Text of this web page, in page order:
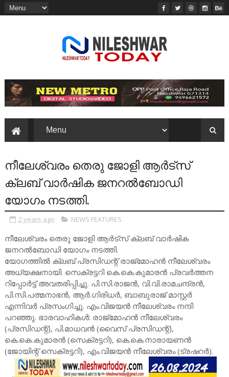
നീലേശ്വരം തെരു ജോളി ആര്‍ട്‌സ്‌
ക്ലബ്‌ വാര്‍ഷിക ജനറല്‍ബോഡി
യോഗം നടത്തി.
2 years ago NEWS FEATURES
നീലേശ്വരം തെരു ജോളി ആര്‍ട്‌സ്‌ ക്ലബ്‌ വാര്‍ഷിക
ജനറല്‍ബോഡി യോഗം നടത്തി.
യോഗത്തില്‍ ക്ലബ്‌ പ്രസിഡന്റ്‌ രാജ്‌മോഹന്‍ നീലേശ്വരം
അധ്യക്ഷനായി. സെക്രട്ടറി കെ.കെ.കുമാരന്‍ പ്രവര്‍ത്തന
റിപ്പോര്‍ട്ട്‌ അവതരിപ്പിച്ചു. പി.സി.രാജന്‍, വി.വി.രാമചന്ദ്രന്‍,
പി.സി.പത്മനാഭന്‍, ആര്‍.ഗിരിധര്‍, ബാബുരാജ്‌ മാസ്റ്റര്‍
എന്നിവര്‍ പ്രസംഗിച്ചു. എം.വിജയന്‍ നീലേശ്വരം നന്ദി
പറഞ്ഞു. ഭാരവാഹികള്‍: രാജ്‌മോഹന്‍ നീലേശ്വരം
(പ്രസിഡന്റ്‌), പി.മാധവന്‍ (വൈസ്‌ പ്രസിഡന്റ്‌),
കെ.കെ.കുമാരന്‍ (സെക്രട്ടറി), കെ.കെ.നാരായണന്‍
(ജോയിന്റ്‌ സെക്രട്ടറി), എം.വിജയന്‍ നീലേശ്വരം (ട്രഷറര്‍).